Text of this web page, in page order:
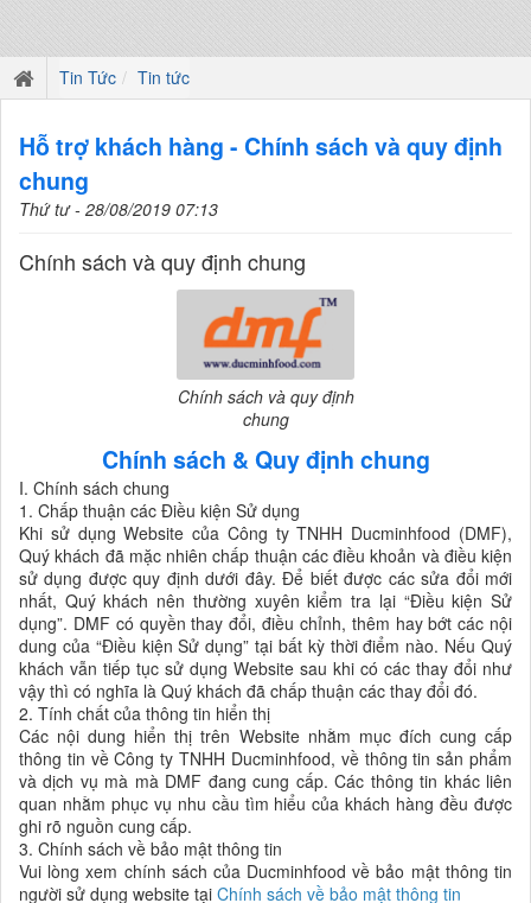
Tin Tức Tin tức
Hỗ trợ khách hàng - Chính sách và quy định
chung
Thứ tư - 28/08/2019 07:13
Chính sách và quy định chung
Chính sách và quy định
chung
Chính sách & Quy định chung
I. Chính sách chung
1. Chấp thuận các Điều kiện Sử dụng
Khi sử dụng Website của Công ty TNHH Ducminhfood (DMF),
Quý khách đã mặc nhiên chấp thuận các điều khoản và điều kiện
sử dụng được quy định dưới đây. Để biết được các sửa đổi mới
nhất, Quý khách nên thường xuyên kiểm tra lại “Điều kiện Sử
dụng”. DMF có quyền thay đổi, điều chỉnh, thêm hay bớt các nội
dung của “Điều kiện Sử dụng” tại bất kỳ thời điểm nào. Nếu Quý
khách vẫn tiếp tục sử dụng Website sau khi có các thay đổi như
vậy thì có nghĩa là Quý khách đã chấp thuận các thay đổi đó.
2. Tính chất của thông tin hiển thị
Các nội dung hiển thị trên Website nhằm mục đích cung cấp
thông tin về Công ty TNHH Ducminhfood, về thông tin sản phẩm
và dịch vụ mà mà DMF đang cung cấp. Các thông tin khác liên
quan nhằm phục vụ nhu cầu tìm hiểu của khách hàng đều được
ghi rõ nguồn cung cấp.
3. Chính sách về bảo mật thông tin
Vui lòng xem chính sách của Ducminhfood về bảo mật thông tin
người sử dụng website tại Chính sách về bảo mật thông tin